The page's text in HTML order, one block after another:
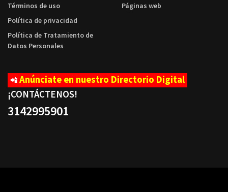
Términos de uso
Política de privacidad
Política de Tratamiento de
Datos Personales
Páginas web
📲 Anúnciate en nuestro Directorio Digital
¡CONTÁCTENOS!
3142995901